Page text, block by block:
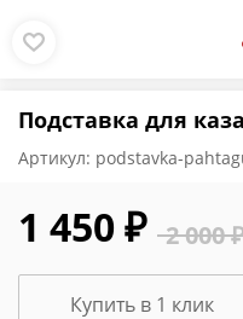
Подставка для
Артикул: podstavka-
2 000
1 450 ₽
Купить в 1 клик